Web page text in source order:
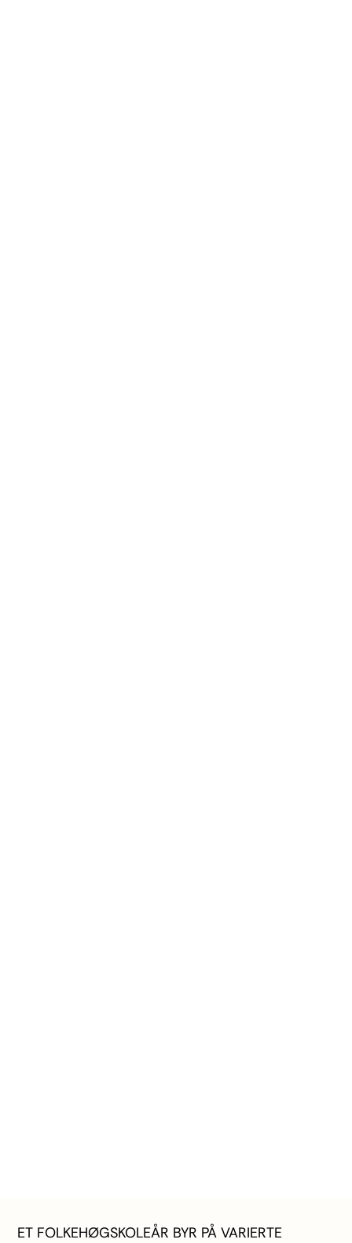
ET FOLKEHØGSKOLEÅR BYR PÅ VARIERTE